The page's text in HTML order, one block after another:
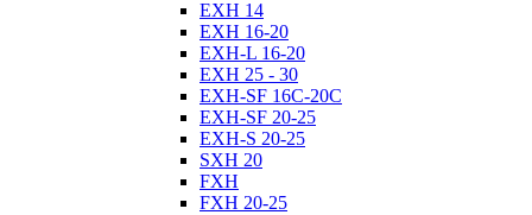
EXH 14
EXH 16-20
EXH-L 16-20
EXH 25 - 30
EXH-SF 16C-20C
EXH-SF 20-25
EXH-S 20-25
SXH 20
FXH
FXH 20-25